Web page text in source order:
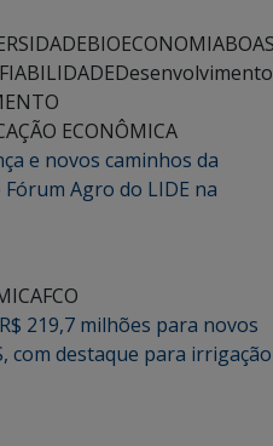
BIOECONOMIA
Desenvolvimento
ECONÔMICA
e novos caminhos da
Agro do LIDE na
FCO
219,7 milhões para novos
com destaque para irrigação